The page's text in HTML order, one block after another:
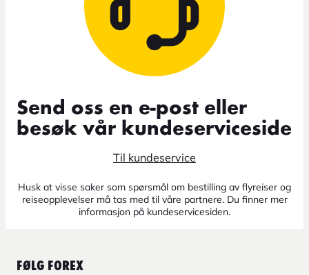
Send oss en e-post eller
besøk vår kundeserviceside
Til kundeservice
Husk at visse saker som spørsmål om bestilling av flyreiser og
reiseopplevelser må tas med til våre partnere. Du finner mer
informasjon på kundeservicesiden.
FØLG FOREX